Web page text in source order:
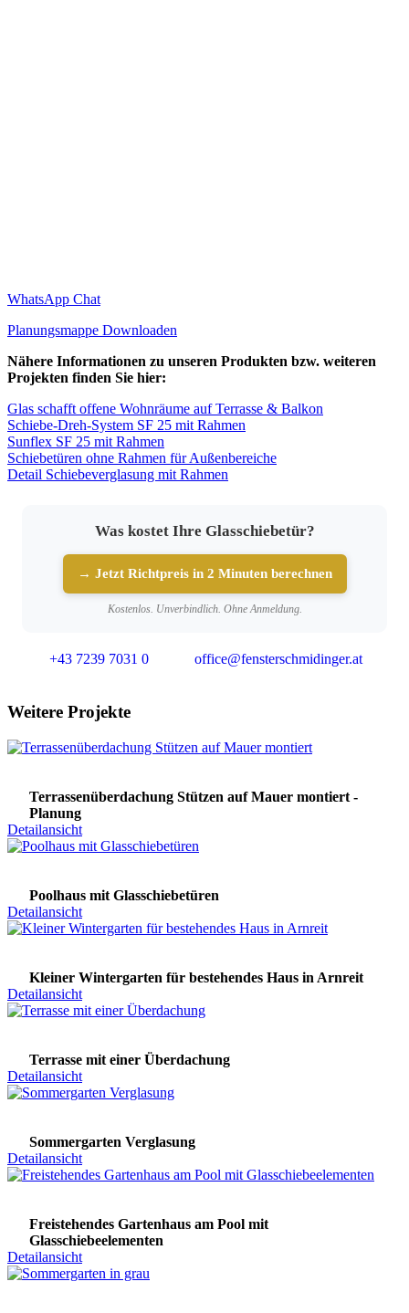
WhatsApp Chat
Planungsmappe Downloaden
Nähere Informationen zu unseren Produkten bzw. weiteren
Projekten finden Sie hier:
Glas schafft offene Wohnräume auf Terrasse & Balkon
Schiebe-Dreh-System SF 25 mit Rahmen
Sunflex SF 25 mit Rahmen
Schiebetüren ohne Rahmen für Außenbereiche
Detail Schiebeverglasung mit Rahmen
Was kostet Ihre Glasschiebetür?
→ Jetzt Richtpreis in 2 Minuten berechnen
Kostenlos. Unverbindlich. Ohne Anmeldung.
+43 7239 7031 0 office@fensterschmidinger.at
Weitere Projekte
Terrassenüberdachung Stützen auf Mauer montiert -
Planung
Detailansicht
Poolhaus mit Glasschiebetüren
Detailansicht
Kleiner Wintergarten für bestehendes Haus in Arnreit
Detailansicht
Terrasse mit einer Überdachung
Detailansicht
Sommergarten Verglasung
Detailansicht
Freistehendes Gartenhaus am Pool mit
Glasschiebeelementen
Detailansicht